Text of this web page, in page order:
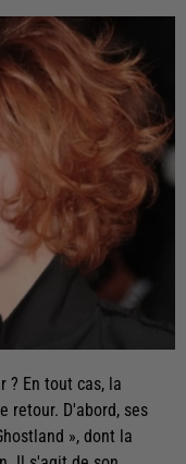
? En tout cas, la
retour. D'abord, ses
», dont la